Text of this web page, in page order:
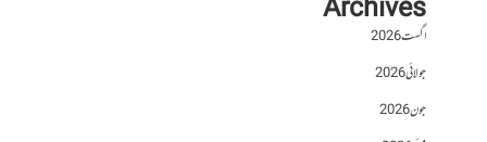
Archives
اگست 2026
جولائی 2026
جون 2026